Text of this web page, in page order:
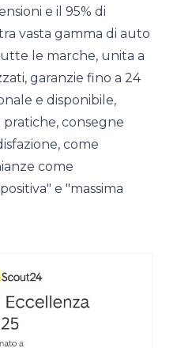
e il 95% di
vasta gamma di auto
le marche, unita a
garanzie fino a 24
e disponibile,
consegne
come
come
e "massima